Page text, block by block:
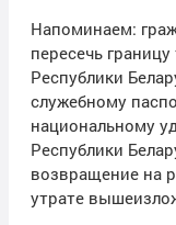
Напоминаем:
пересечь
Республики
служебному
национальному
Республики
возвращение на
утрате